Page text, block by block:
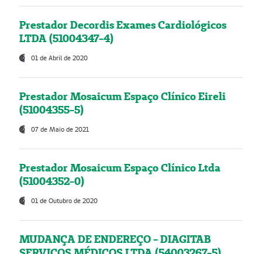
Prestador Decordis Exames Cardiológicos
LTDA (51004347-4)
01 de Abril de 2020
Prestador Mosaicum Espaço Clínico Eireli
(51004355-5)
07 de Maio de 2021
Prestador Mosaicum Espaço Clínico Ltda
(51004352-0)
01 de Outubro de 2020
MUDANÇA DE ENDEREÇO - DIAGITAB